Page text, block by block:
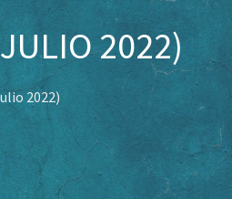
2022)
2022)